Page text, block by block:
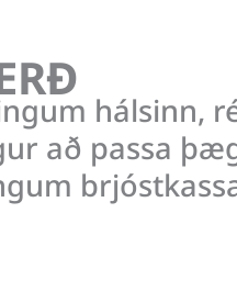
hálsinn,
að passa